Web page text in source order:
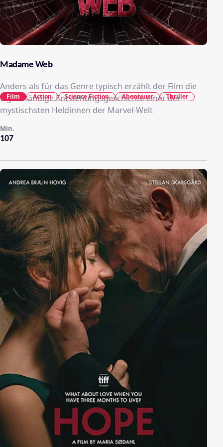
Madame Web
Anders als für das Genre typisch erzählt der Film die
eigenständige Entstehungsgeschichte einer der
mystischsten Heldinnen der Marvel-Welt
107
Min.
Film Action Science Fiction Abenteuer Thriller